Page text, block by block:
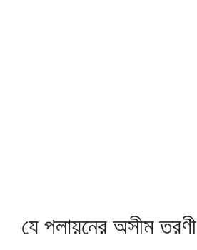
যে পলায়নের অসীম তরণী